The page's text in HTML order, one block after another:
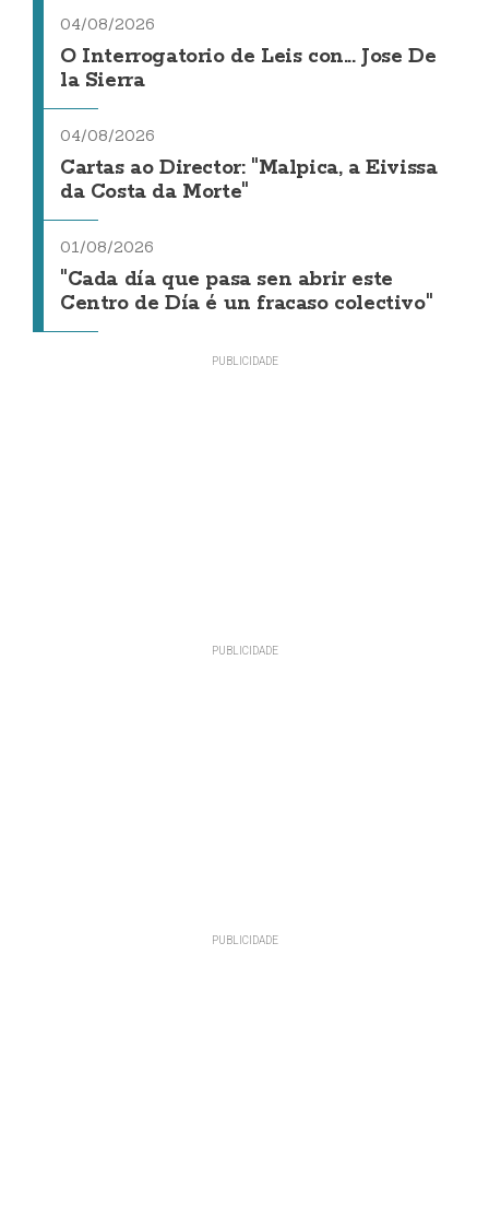
04/08/2026
O Interrogatorio de Leis con... Jose De
la Sierra
04/08/2026
Cartas ao Director: "Malpica, a Eivissa
da Costa da Morte"
01/08/2026
"Cada día que pasa sen abrir este
Centro de Día é un fracaso colectivo"